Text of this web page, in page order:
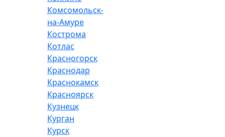
Комсомольск-
на-Амуре
Кострома
Котлас
Красногорск
Краснодар
Краснокамск
Красноярск
Кузнецк
Курган
Курск